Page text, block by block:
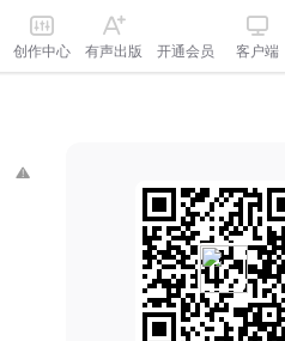
创作中心 有声出版 开通会员 客户端